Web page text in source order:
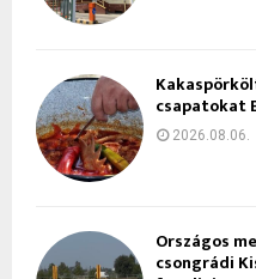
csapatokat
2026.08.06.
Országos
csongrádi